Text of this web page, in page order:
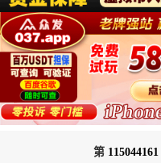
第 115044161